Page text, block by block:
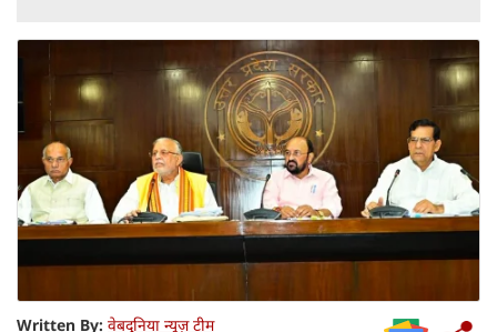
Written By: वेबदुनिया न्यूज़ टीम